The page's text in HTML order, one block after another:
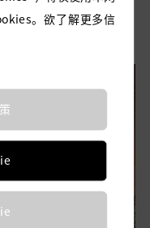
。欲了解更多信